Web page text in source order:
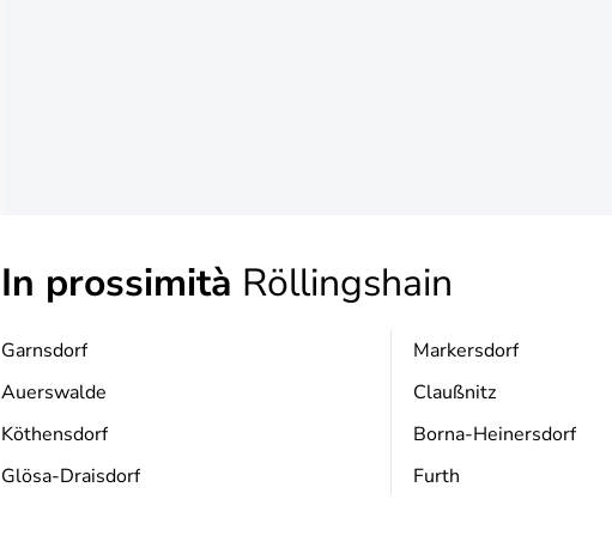
In prossimità Röllingshain
Garnsdorf
Auerswalde
Köthensdorf
Glösa-Draisdorf
Markersdorf
Claußnitz
Borna-Heinersdorf
Furth